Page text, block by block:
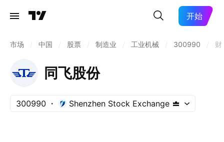
开始
市场 中国 股票 制造业 工业机械 300990 财
同飞股份
300990 Shenzhen Stock Exchange